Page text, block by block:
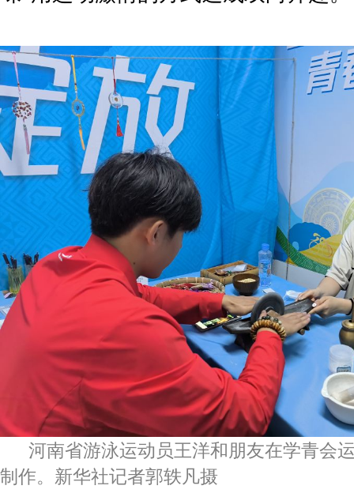
河南省游泳运动员王洋和朋友在学青会
制作。新华社记者郭轶凡摄